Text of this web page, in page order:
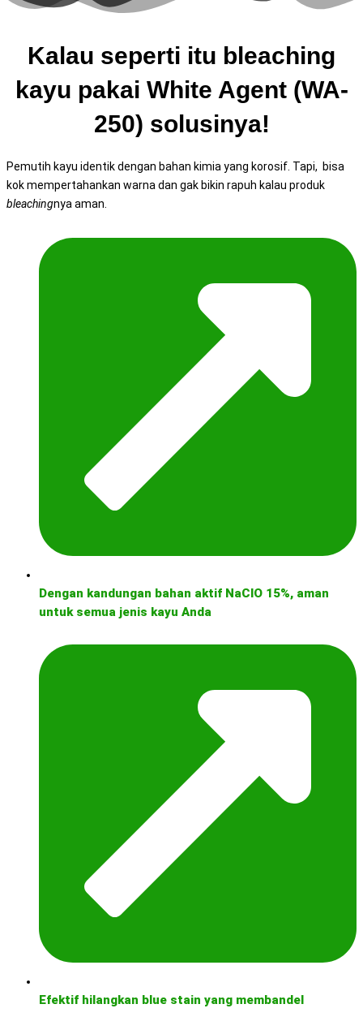
Kalau seperti itu bleaching
kayu pakai White Agent (WA-
250) solusinya!
Pemutih kayu identik dengan bahan kimia yang korosif. Tapi, bisa
kok mempertahankan warna dan gak bikin rapuh kalau produk
bleachingnya aman.
Dengan kandungan bahan aktif NaClO 15%, aman
untuk semua jenis kayu Anda
Efektif hilangkan blue stain yang membandel